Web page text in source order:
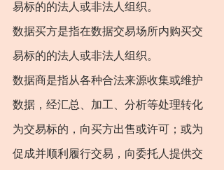
易标的的法人或非法人组织。
数据买方是指在数据交易场所内购买交
易标的的法人或非法人组织。
数据商是指从各种合法来源收集或维护
数据，经汇总、加工、分析等处理转化
为交易标的，向买方出售或许可；或为
促成并顺利履行交易，向委托人提供交